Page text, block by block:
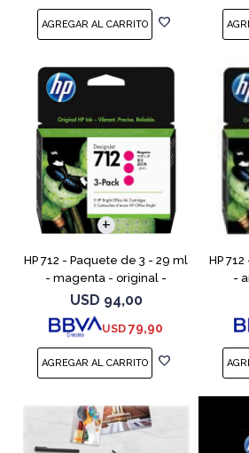
HP 712 - Paquete de 3 - 29 ml
- magenta - original -
DesignJet - cartucho de tinta
- para DesignJet Studio, T210,
T230, T250, T6
USD 94,00
USD 79,90
HP
-
- para